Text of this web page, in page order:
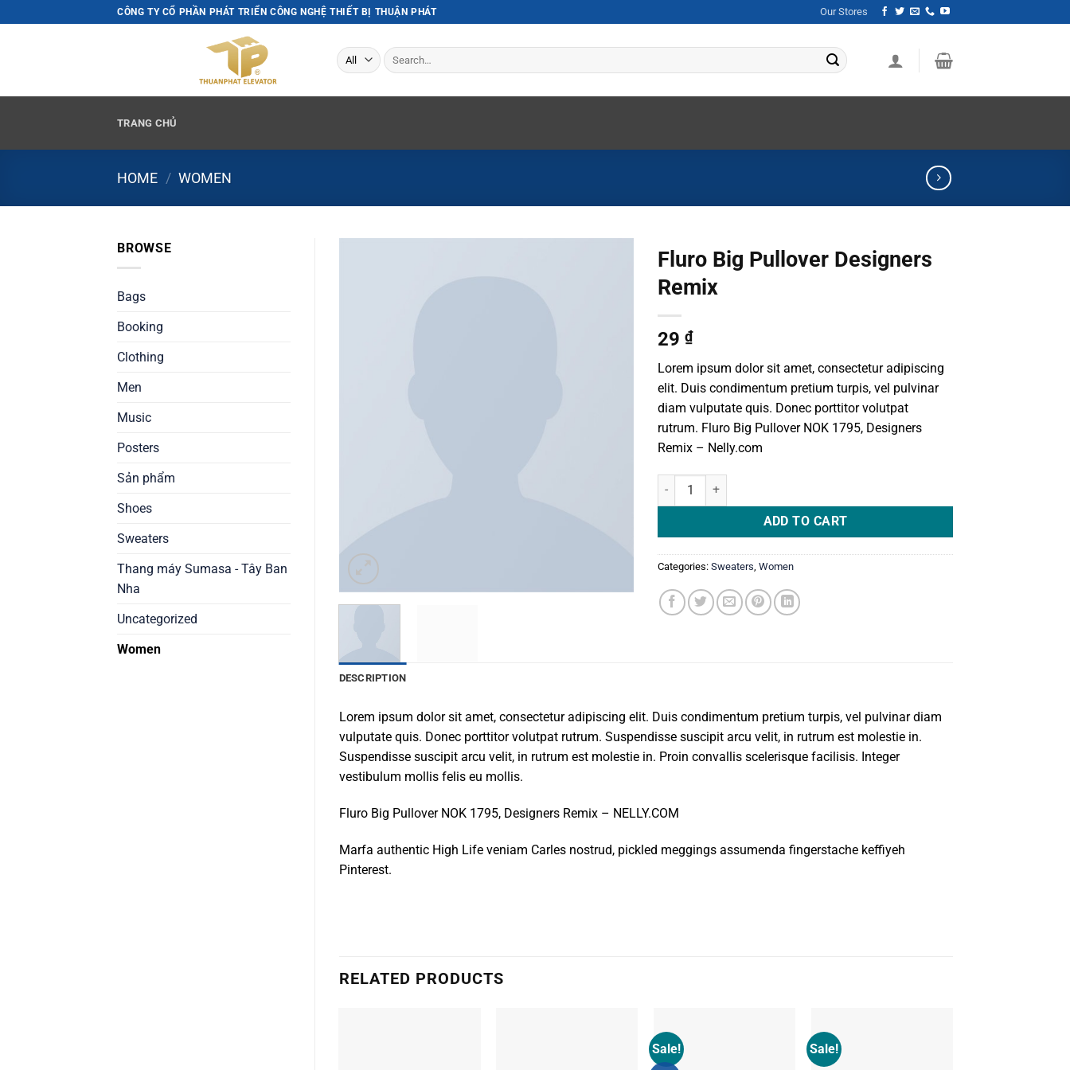
to
CÔNG TY CỔ PHẦN PHÁT TRIỂN CÔNG NGHỆ THIẾT BỊ THUẬN PHÁT Our Stores
Search
for:
TRANG CHỦ
HOME / WOMEN
BROWSE
Bags
Booking
Clothing
Men
Music
Posters
Sản phẩm
Shoes
Sweaters
Thang máy Sumasa - Tây Ban
Nha
Uncategorized
Women
Fluro Big Pullover Designers
Remix
29₫
Lorem ipsum dolor sit amet, consectetur adipiscing
elit. Duis condimentum pretium turpis, vel pulvinar
diam vulputate quis. Donec porttitor volutpat
rutrum. Fluro Big Pullover NOK 1795, Designers
Remix – Nelly.com
Fluro Big Pullover Designers Remix quantity
ADD TO CART
Categories:Sweaters ,Women
DESCRIPTION
Lorem ipsum dolor sit amet, consectetur adipiscing elit. Duis condimentum pretium turpis, vel pulvinar diam
vulputate quis. Donec porttitor volutpat rutrum. Suspendisse suscipit arcu velit, in rutrum est molestie in.
Suspendisse suscipit arcu velit, in rutrum est molestie in. Proin convallis scelerisque facilisis. Integer
vestibulum mollis felis eu mollis.
Fluro Big Pullover NOK 1795, Designers Remix – NELLY.COM
Marfa authentic High Life veniam Carles nostrud, pickled meggings assumenda fingerstache keffiyeh
Pinterest.
RELATED PRODUCTS
Sale! Sale!